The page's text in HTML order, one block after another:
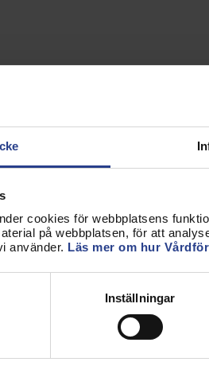
cookies för webbplatsens
på webbplatsen, för att
använder. Läs mer om hur
Inställningar
och för alla
personal, personal som
grund av sin utbildning deltar i
vården i studiesyfte.
eller uppdraget har
att bestämma i frågor om den
rörande barnet. Men
ta allt större hänsyn till
blir, desto mer får denne
rätt till sekretess gentemot